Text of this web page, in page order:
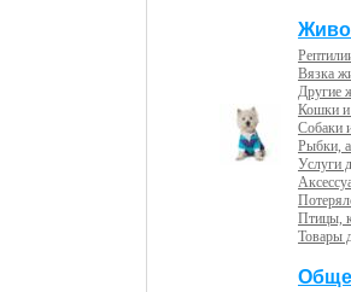
Вязка
Другие
Кошки и
Собаки
Рыбки,
Услуги
Птицы,
Товары